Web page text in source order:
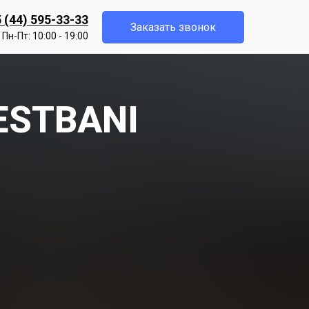
(44) 595-33-33
Пн-Пт: 10:00 - 19:00
Заказать звонок